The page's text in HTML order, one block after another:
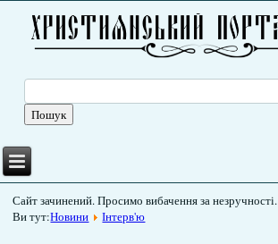
Сайт зачинений. Просимо вибачення за незручності.
Ви тут:Новини Інтерв'ю